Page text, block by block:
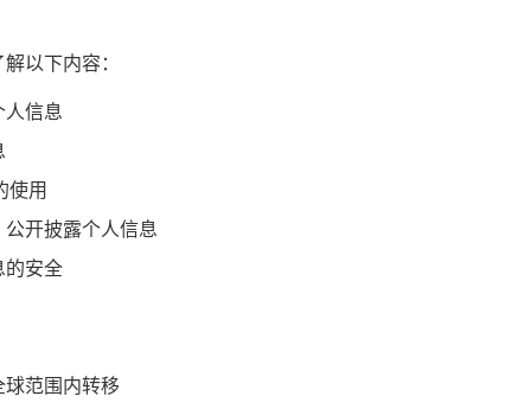
以下内容：
信息
使用
开披露个人信息
的安全
范围内转移